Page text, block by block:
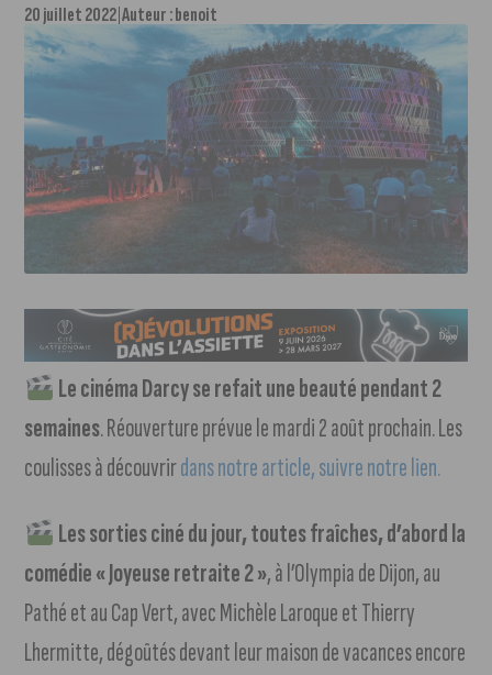
20 juillet 2022 Auteur :benoit
Le cinéma Darcy se refait une beauté pendant 2
semaines. Réouverture prévue le mardi 2 août prochain. Les
coulisses à découvrirdans notre article, suivre notre lien.
Les sorties ciné du jour, toutes fraîches, d’abord la
comédie « Joyeuse retraite 2 », à l’Olympia de Dijon, au
Pathé et au Cap Vert, avec Michèle Laroque et Thierry
Lhermitte, dégoûtés devant leur maison de vacances encore